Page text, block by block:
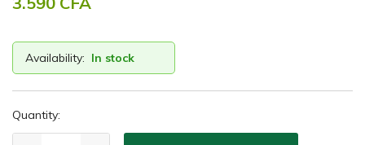
Availability: In stock
Quantity: